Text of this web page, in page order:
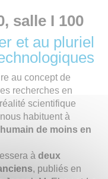
salle I 100
et au pluriel
au concept de
recherches en
scientifique
habituent à
de moins en
à deux
, publiés en